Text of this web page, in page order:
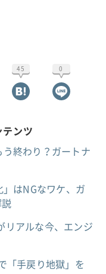
45 0
ンツ
終わり？ガートナ
はNGなワケ、ガ
アルな今、エンジ
「手戻り地獄」を